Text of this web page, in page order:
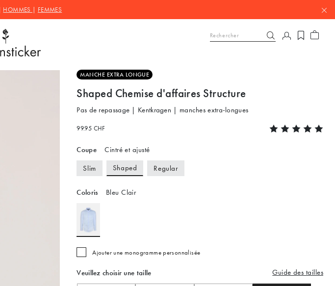
HOMMES FEMMES
MANCHE EXTRA LONGUE
Shaped Chemise d'affaires Structure
Pas de repassage | Kentkragen | manches extra-longues
99.95 CHF
Coupe Cintré et ajusté
Slim Shaped Regular
Coloris Bleu Clair
Ajouter une monogramme personnalisée
Veuillez choisir une taille Guide des tailles